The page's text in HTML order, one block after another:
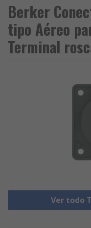
Berker
tipo Aéreo
Terminal
Ver todo